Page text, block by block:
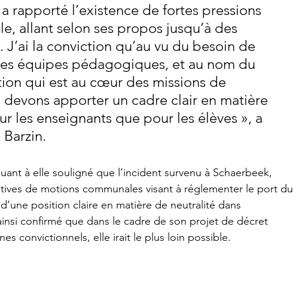
rapporté l’existence de fortes pressions
allant selon ses propos jusqu’à des
J’ai la conviction qu’au vu du besoin de
équipes pédagogiques, et au nom du
qui est au cœur des missions de
devons apporter un cadre clair en matière
les enseignants que pour les élèves », a
à elle souligné que l’incident survenu à Schaerbeek,
de motions communales visant à réglementer le port du
position claire en matière de neutralité dans
confirmé que dans le cadre de son projet de décret
convictionnels, elle irait le plus loin possible.